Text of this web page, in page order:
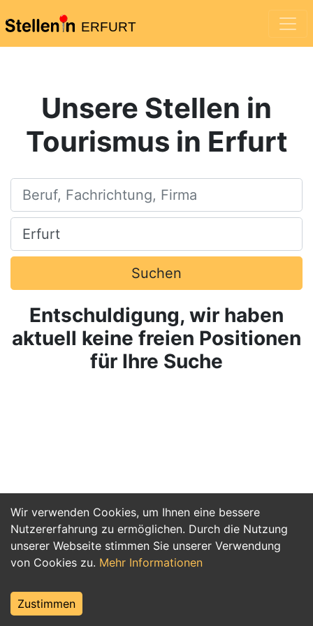
ERFURT
Wir verwenden Cookies, um Ihnen eine bessere
Nutzererfahrung zu ermöglichen. Durch die Nutzung
unserer Webseite stimmen Sie unserer Verwendung
von Cookies zu. Mehr Informationen
Zustimmen
Unsere Stellen in
Tourismus in Erfurt
Beruf, Fachrichtung, Firma
Ort, Stadt
Suchen
Entschuldigung, wir haben
aktuell keine freien Positionen
für Ihre Suche